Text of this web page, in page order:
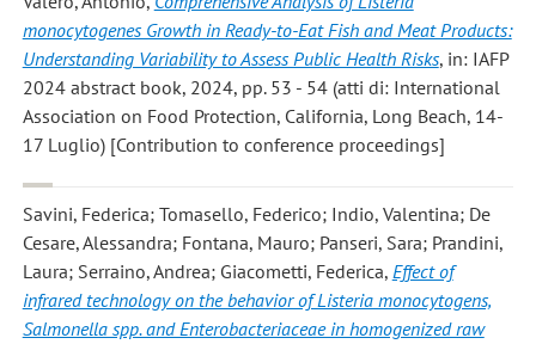
monocytogenes Growth in Ready-to-Eat Fish and Meat Products:
Understanding Variability to Assess Public Health Risks, in: IAFP
2024 abstract book, 2024, pp. 53 - 54 (atti di: International
Association on Food Protection, California, Long Beach, 14-
17 Luglio) [Contribution to conference proceedings]
Savini, Federica; Tomasello, Federico; Indio, Valentina; De
Cesare, Alessandra; Fontana, Mauro; Panseri, Sara; Prandini,
Laura; Serraino, Andrea; Giacometti, Federica, Effect of
infrared technology on the behavior of Listeria monocytogens,
Salmonella spp. and Enterobacteriaceae in homogenized raw